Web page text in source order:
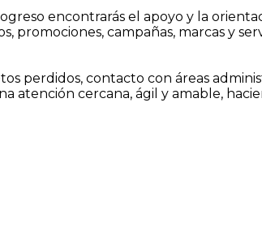
encontrarás el apoyo y la
promociones, campañas, marcas y
perdidos, contacto con áreas
atención cercana, ágil y amable,